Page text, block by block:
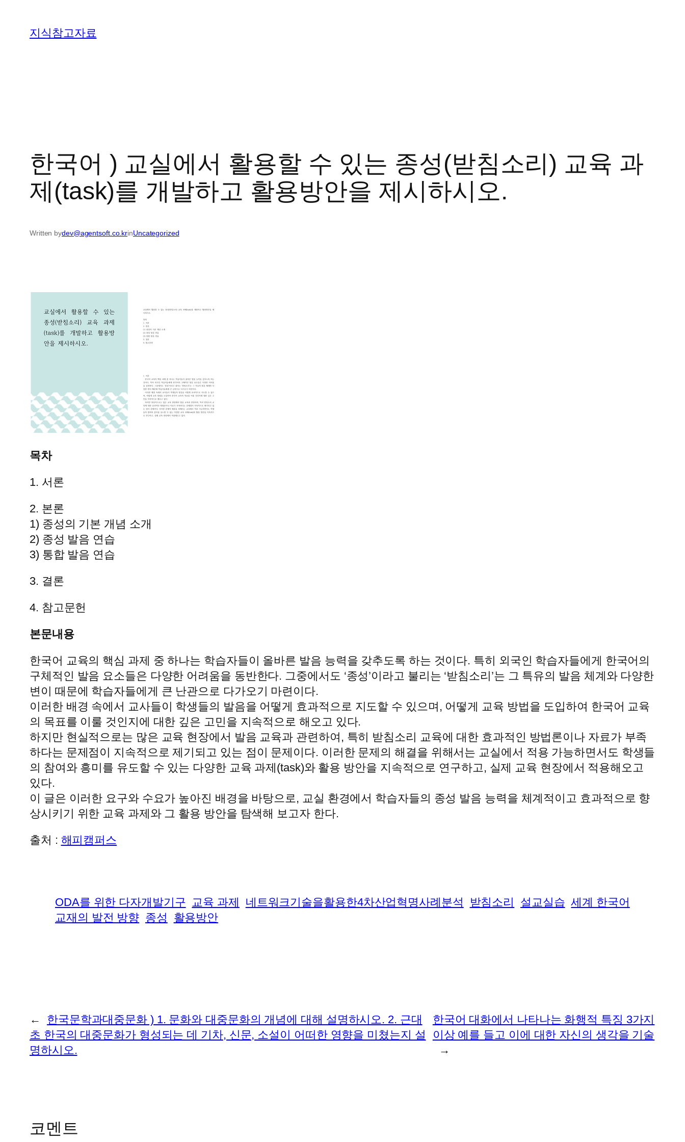
지식참고자료
한국어 ) 교실에서 활용할 수 있는 종성(받침소리) 교육 과
제(task)를 개발하고 활용방안을 제시하시오.
Written bydev@agentsoft.co.krinUncategorized
목차
1. 서론
2. 본론
1) 종성의 기본 개념 소개
2) 종성 발음 연습
3) 통합 발음 연습
3. 결론
4. 참고문헌
본문내용
한국어 교육의 핵심 과제 중 하나는 학습자들이 올바른 발음 능력을 갖추도록 하는 것이다. 특히 외국인 학습자들에게 한국어의
구체적인 발음 요소들은 다양한 어려움을 동반한다. 그중에서도 ‘종성’이라고 불리는 ‘받침소리’는 그 특유의 발음 체계와 다양한
변이 때문에 학습자들에게 큰 난관으로 다가오기 마련이다.
이러한 배경 속에서 교사들이 학생들의 발음을 어떻게 효과적으로 지도할 수 있으며, 어떻게 교육 방법을 도입하여 한국어 교육
의 목표를 이룰 것인지에 대한 깊은 고민을 지속적으로 해오고 있다.
하지만 현실적으로는 많은 교육 현장에서 발음 교육과 관련하여, 특히 받침소리 교육에 대한 효과적인 방법론이나 자료가 부족
하다는 문제점이 지속적으로 제기되고 있는 점이 문제이다. 이러한 문제의 해결을 위해서는 교실에서 적용 가능하면서도 학생들
의 참여와 흥미를 유도할 수 있는 다양한 교육 과제(task)와 활용 방안을 지속적으로 연구하고, 실제 교육 현장에서 적용해오고
있다.
이 글은 이러한 요구와 수요가 높아진 배경을 바탕으로, 교실 환경에서 학습자들의 종성 발음 능력을 체계적이고 효과적으로 향
상시키기 위한 교육 과제와 그 활용 방안을 탐색해 보고자 한다.
출처 : 해피캠퍼스
ODA를 위한 다자개발기구 교육 과제 네트워크기술을활용한4차산업혁명사례분석 받침소리 설교실습 세계 한국어
교재의 발전 방향 종성 활용방안
←
한국문학과대중문화 ) 1. 문화와 대중문화의 개념에 대해 설명하시오. 2. 근대
초 한국의 대중문화가 형성되는 데 기차, 신문, 소설이 어떠한 영향을 미쳤는지 설
명하시오.
한국어 대화에서 나타나는 화행적 특징 3가지
이상 예를 들고 이에 대한 자신의 생각을 기술
→
코멘트